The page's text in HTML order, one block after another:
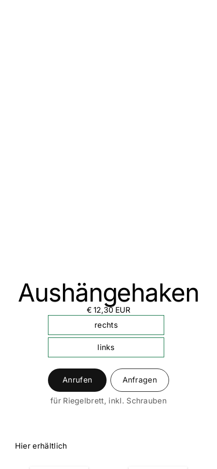
Aushängehaken
€ 12,30 EUR
rechts
links
Anrufen Anfragen
für Riegelbrett, inkl. Schrauben
Hier erhältlich